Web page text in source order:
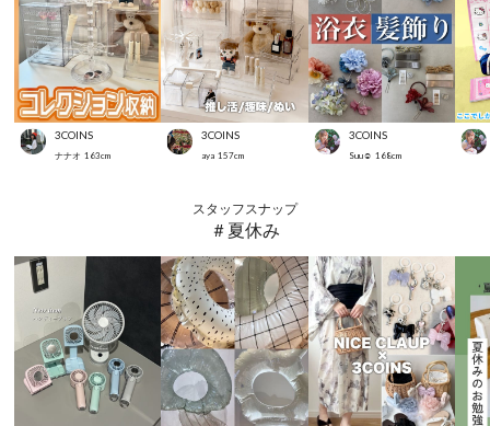
3COINS
ナナオ 163cm
3COINS
aya 157cm
3COINS
Suu☺︎ 168cm
スタッフスナップ
＃夏休み